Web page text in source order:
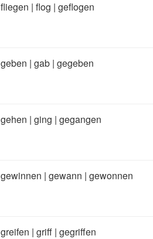
fliegen | flog | geflogen
geben | gab | gegeben
gehen | ging | gegangen
gewinnen | gewann | gewonnen
greifen | griff | gegriffen